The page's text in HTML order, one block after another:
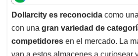
t
s
A
p
p
e
b
o
o
k
k
e
d
I
n
i
l
e
a
d
s
Dollarcity es reconocida como
con una gran variedad de
competidores en el mercado. La